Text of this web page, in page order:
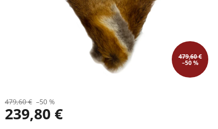
479,60 €
–50 %
479,60 € –50 %
239,80 €